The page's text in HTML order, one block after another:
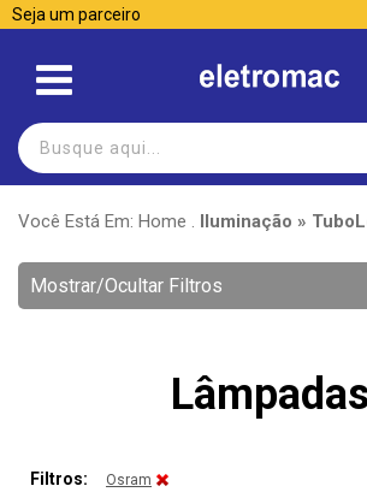
Seja um parceiro
Você Está Em: Home . Iluminação »
Mostrar/Ocultar Filtros
Lâmpadas
Filtros: Osram